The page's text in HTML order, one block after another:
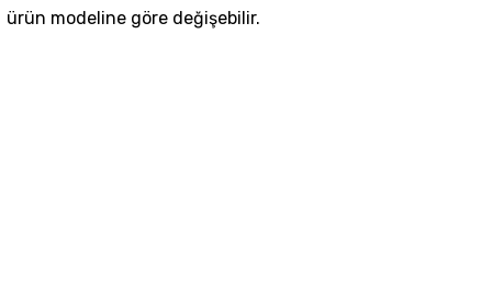
ürün modeline göre değişebilir.